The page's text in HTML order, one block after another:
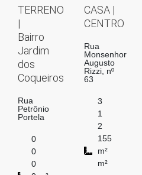
TERRENO
|
Bairro
Jardim
dos
Coqueiros
Rua
Petrônio
Portela
0
0
0
CASA |
CENTRO
Rua
Monsenhor
Augusto
Rizzi, nº
63
3
1
2
155
m²
m²